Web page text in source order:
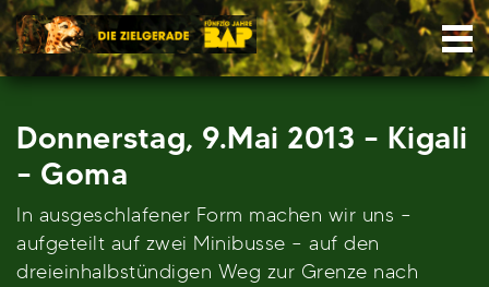
Skip
to
content
Donnerstag, 9.Mai 2013 – Kigali
– Goma
In ausgeschlafener Form machen wir uns –
aufgeteilt auf zwei Minibusse – auf den
dreieinhalbstündigen Weg zur Grenze nach